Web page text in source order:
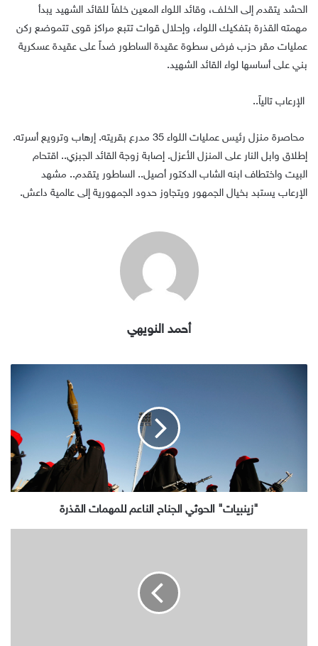
الحشد يتقدم إلى الخلف، وقائد اللواء المعين خلفاً للقائد الشهيد يبدأ
مهمته القذرة بتفكيك اللواء، وإحلال قوات تتبع مراكز قوى تتموضع ركن
عمليات مقر حزب فرض سطوة عقيدة الساطور ضداً على عقيدة عسكرية
بني على أساسها لواء القائد الشهيد.
الإرعاب تالياً..
محاصرة منزل رئيس عمليات اللواء 35 مدرع بقريته. إرهاب وترويع أسرته.
إطلاق وابل النار على المنزل الأعزل. إصابة زوجة القائد الجبزي.. اقتحام
البيت واختطاف ابنه الشاب الدكتور أصيل.. الساطور يتقدم.. مشهد
الإرعاب يستبد بخيال الجمهور ويتجاوز حدود الجمهورية إلى عالمية داعش.
أحمد النويهي
"زينبيات"
"زينبيات" الحوثي الجناح الناعم للمهمات القذرة